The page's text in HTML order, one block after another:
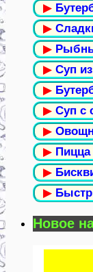
▶
▶
▶
▶ Суп
▶
▶ Суп с
▶
▶
▶
▶
Новое